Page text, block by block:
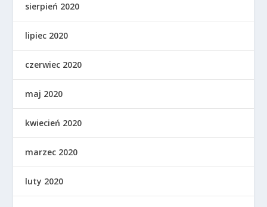
sierpień 2020
lipiec 2020
czerwiec 2020
maj 2020
kwiecień 2020
marzec 2020
luty 2020